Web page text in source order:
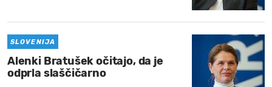
SLOVENIJA
Alenki Bratušek očitajo, da je
odprla slaščičarno